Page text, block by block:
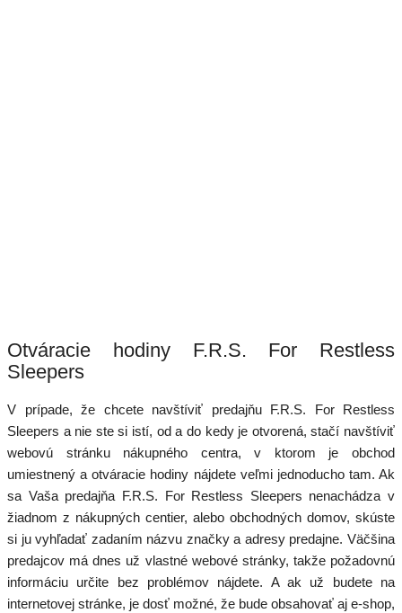
Otváracie hodiny F.R.S. For Restless
Sleepers
V prípade, že chcete navštíviť predajňu F.R.S. For Restless
Sleepers a nie ste si istí, od a do kedy je otvorená, stačí navštíviť
webovú stránku nákupného centra, v ktorom je obchod
umiestnený a otváracie hodiny nájdete veľmi jednoducho tam. Ak
sa Vaša predajňa F.R.S. For Restless Sleepers nenachádza v
žiadnom z nákupných centier, alebo obchodných domov, skúste
si ju vyhľadať zadaním názvu značky a adresy predajne. Väčšina
predajcov má dnes už vlastné webové stránky, takže požadovnú
informáciu určite bez problémov nájdete. A ak už budete na
internetovej stránke, je dosť možné, že bude obsahovať aj e-shop,